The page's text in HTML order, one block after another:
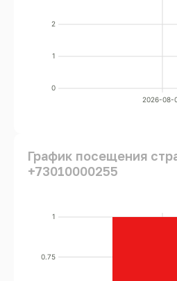
0
1
2
2026-08-
График посещения
+73010000255
0.75
1